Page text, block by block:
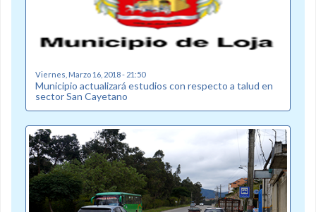
Viernes, Marzo 16, 2018 - 21:50
Municipio actualizará estudios con respecto a talud en
sector San Cayetano